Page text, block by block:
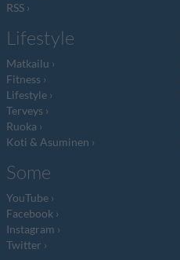
RSS
Lifestyle
Matkailu
Fitness
Lifestyle
Terveys
Ruoka
Koti & Asuminen
Some
YouTube
Facebook
Instagram
Twitter